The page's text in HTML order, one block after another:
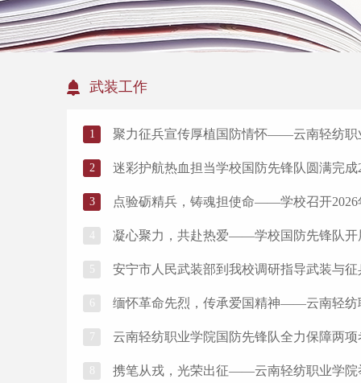
武装工作
1 聚力征兵宣传厚植国防情怀——云南轻纺职
2 迷彩护航热血担当​学校国防先锋队圆满完成
3 点验砺精兵，铸魂担使命——学校召开
4 凝心聚力，共赴热爱——学校国防先锋队开
5 安宁市人民武装部到我校调研指导武装与征
6 缅怀革命先烈，传承爱国精神——云南轻纺
7 云南轻纺职业学院国防先锋队全力保障两
携笔从戎，光荣出征——云南轻纺职业学院